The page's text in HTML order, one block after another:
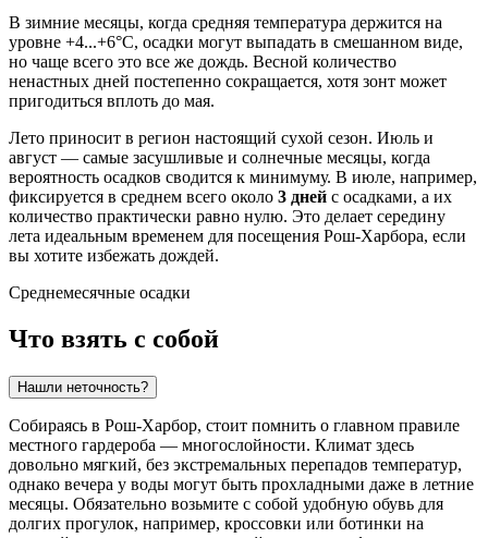
В зимние месяцы, когда средняя температура держится на
уровне +4...+6°C, осадки могут выпадать в смешанном виде,
но чаще всего это все же дождь. Весной количество
ненастных дней постепенно сокращается, хотя зонт может
пригодиться вплоть до мая.
Лето приносит в регион настоящий сухой сезон. Июль и
август — самые засушливые и солнечные месяцы, когда
вероятность осадков сводится к минимуму. В июле, например,
фиксируется в среднем всего около 3 дней с осадками, а их
количество практически равно нулю. Это делает середину
лета идеальным временем для посещения Рош-Харбора, если
вы хотите избежать дождей.
Среднемесячные осадки
Что взять с собой
Нашли неточность?
Собираясь в Рош-Харбор, стоит помнить о главном правиле
местного гардероба — многослойности. Климат здесь
довольно мягкий, без экстремальных перепадов температур,
однако вечера у воды могут быть прохладными даже в летние
месяцы. Обязательно возьмите с собой удобную обувь для
долгих прогулок, например, кроссовки или ботинки на